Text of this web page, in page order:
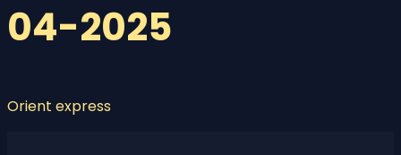
04-2025
Orient express